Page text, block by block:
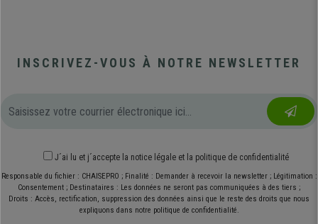
INSCRIVEZ-VOUS À NOTRE NEWSLETTER
J´ai lu et j´accepte la notice légale et la politique de confidentialité
Responsable du fichier : CHAISEPRO ; Finalité : Demander à recevoir la newsletter ; Légitimation :
Consentement ; Destinataires : Les données ne seront pas communiquées à des tiers ;
Droits : Accès, rectification, suppression des données ainsi que le reste des droits que nous
expliquons dans notre politique de confidentialité.